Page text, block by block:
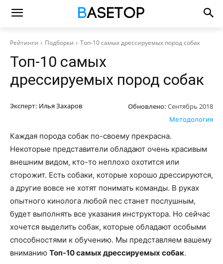
Рейтинги Подборки Топ-10 самых дрессируемых пород собак
Топ-10 самых
дрессируемых пород собак
Эксперт: Илья Захаров Обновлено: Сентябрь 2018
Методология
Каждая порода собак по-своему прекрасна.
Некоторые представители обладают очень красивым
внешним видом, кто-то неплохо охотится или
сторожит. Есть собаки, которые хорошо дрессируются,
а другие вовсе не хотят понимать команды. В руках
опытного кинолога любой пес станет послушным,
будет выполнять все указания инструктора. Но сейчас
хочется выделить собак, которые обладают особыми
способностями к обучению. Мы представляем вашему
вниманию Топ-10 самых дрессируемых собак.